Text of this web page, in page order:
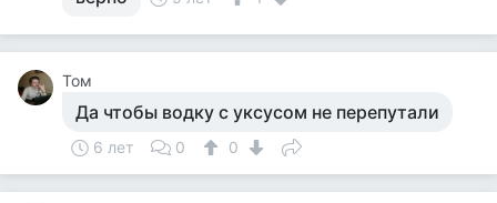
Том
Да чтобы водку с уксусом не перепутали
6 лет 0 0